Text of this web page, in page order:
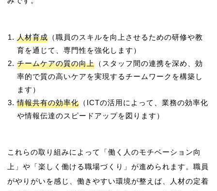
人材育成 （職員のスキルを向上させるための研修や教
育を通じて、専門性を強化します）
チームケアの質の向上 （スタッフ間の連携を深め、効
率的で質の高いケアを実現するチームワークを構築し
ます）
情報共有の効率化 （ICTの活用によって、業務の効率化
や情報伝達のスピードアップを図ります）
これらの取り組みによって「働く人のモチベーション向
上」や「楽しく働ける職場づくり」が進められます。職員
がやりがいを感じ、働きやすい環境が整えば、人材の定着